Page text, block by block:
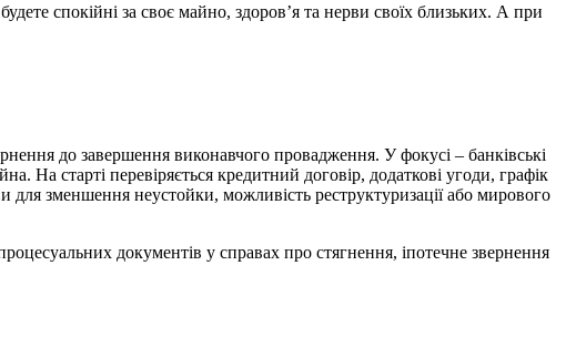
спокійні за своє майно, здоров’я та нерви своїх близьких. А при
до завершення виконавчого провадження. У фокусі – банківські
На старті перевіряється кредитний договір, додаткові угоди, графік
для зменшення неустойки, можливість реструктуризації або мирового
документів у справах про стягнення, іпотечне звернення